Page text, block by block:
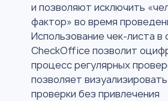
и позволяют исключить
фактор» во время
Использование чек-листа в
CheckOffice позволит
процесс регулярных
позволяет
проверки без привлечения